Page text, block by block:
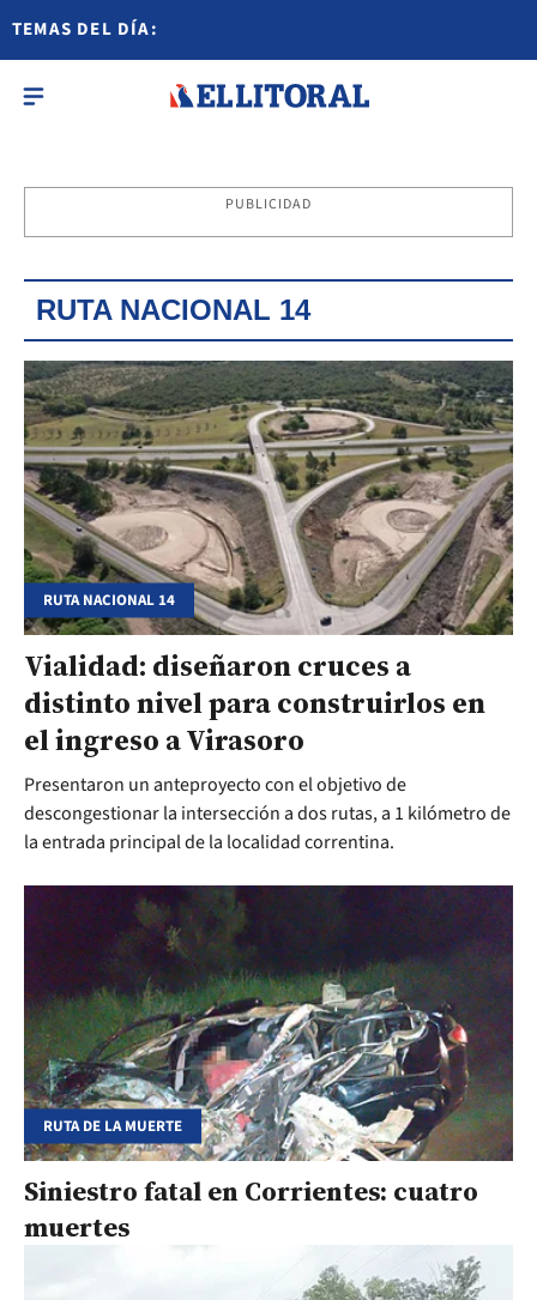
TEMAS DEL DÍA:
PUBLICIDAD
RUTA NACIONAL 14
RUTA NACIONAL 14
Vialidad: diseñaron cruces a
distinto nivel para construirlos en
el ingreso a Virasoro
Presentaron un anteproyecto con el objetivo de
descongestionar la intersección a dos rutas, a 1 kilómetro de
la entrada principal de la localidad correntina.
RUTA DE LA MUERTE
Siniestro fatal en Corrientes: cuatro
muertes